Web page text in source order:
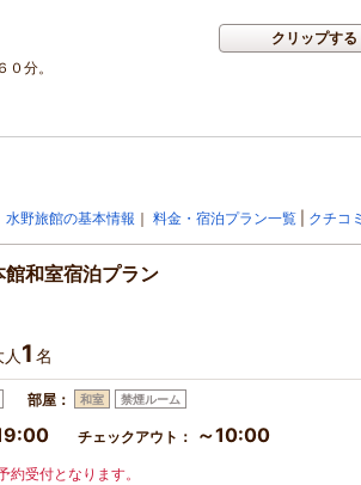
分。
クリップする
水野旅館の基本情報 ｜ 料金・宿泊プラン一覧 クチコ
和室宿泊プラン
人 1 名
部屋： 和室 禁煙ルーム
チェックアウト： ～10:00
約受付となります。